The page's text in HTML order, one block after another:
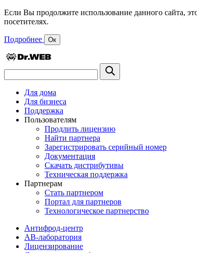
Если Вы продолжите использование данного сайта,
посетителях.
Подробнее Ок
Для дома
Для бизнеса
Поддержка
Пользователям
Продлить лицензию
Найти партнера
Зарегистрировать серийный номер
Документация
Скачать дистрибутивы
Техническая поддержка
Партнерам
Стать партнером
Портал для партнеров
Технологическое партнерство
Антифрод-центр
АВ-лаборатория
Лицензирование